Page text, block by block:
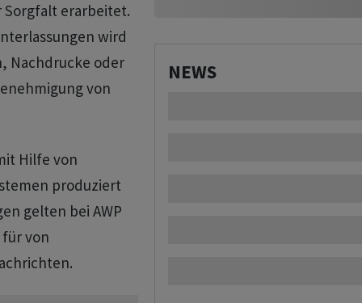
erarbeitet.
wird
Nachdrucke oder
von
Hilfe von
produziert
gelten bei AWP
von
NEWS